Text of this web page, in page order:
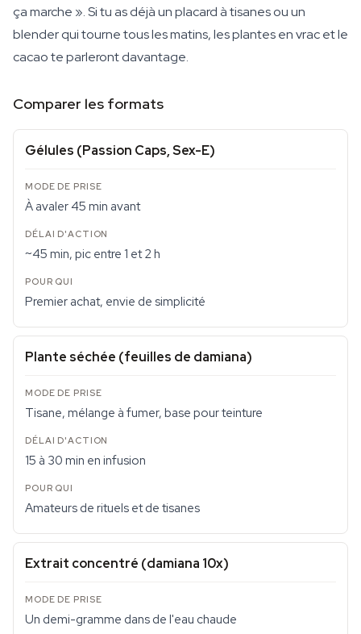
ça marche ». Si tu as déjà un placard à tisanes ou un
blender qui tourne tous les matins, les plantes en vrac et le
cacao te parleront davantage.
Comparer les formats
Gélules (Passion Caps, Sex-E)
À avaler 45 min avant
~45 min, pic entre 1 et 2 h
Premier achat, envie de simplicité
Plante séchée (feuilles de damiana)
Tisane, mélange à fumer, base pour teinture
15 à 30 min en infusion
Amateurs de rituels et de tisanes
Extrait concentré (damiana 10x)
Un demi-gramme dans de l'eau chaude